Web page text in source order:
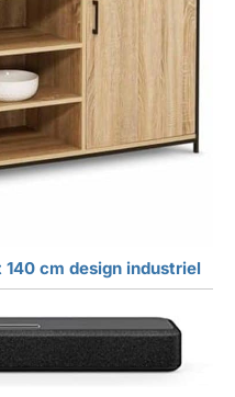
cm design industriel